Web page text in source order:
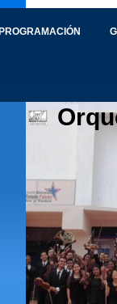
PROGRAMACIÓN